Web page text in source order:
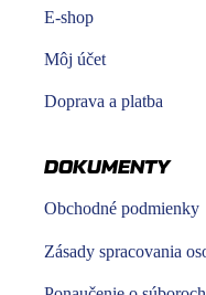
E-shop
Môj účet
Doprava a
DOKUMENTY
Obchodné podmienky
Zásady spracovania